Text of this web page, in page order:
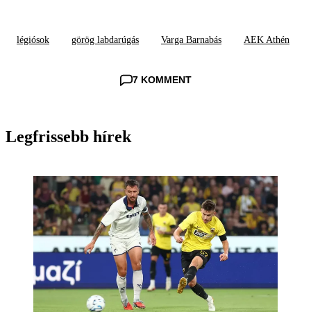
légiósok görög labdarúgás Varga Barnabás AEK Athén
7 KOMMENT
Legfrissebb hírek